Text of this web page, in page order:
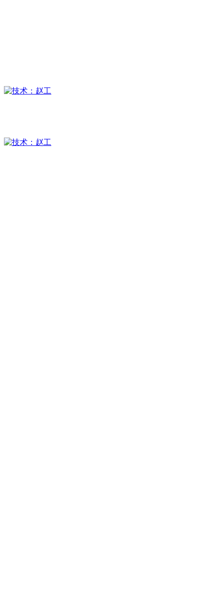
技术：郑工